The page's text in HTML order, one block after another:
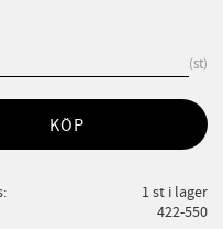
st
KÖP
1 st i lager
422-550